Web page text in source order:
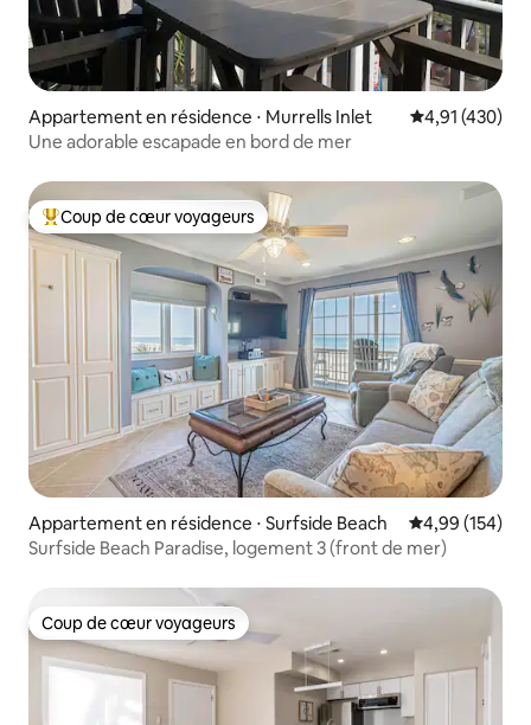
Appartement en résidence ⋅ Murrells Inlet Évaluation
4,91 (430)
Une adorable escapade en bord de mer
Coups de cœur voyageurs les plus appréciés
Coup de cœur voyageurs
Appartement en résidence ⋅ Surfside Beach Évaluation
4,99 (154)
Surfside Beach Paradise, logement 3 (front de mer)
Coup de cœur voyageurs
Coup de cœur voyageurs